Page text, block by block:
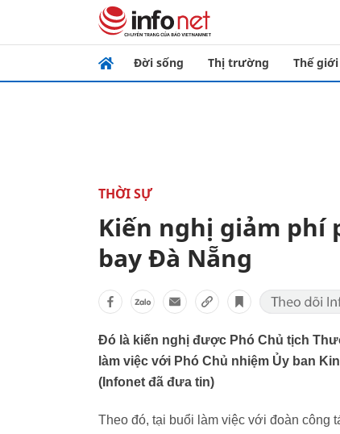
Đời sống Thị trường Thế giới
THỜI SỰ
Kiến nghị giảm phí
bay Đà Nẵng
Đó là kiến nghị được Phó Chủ tịch
làm việc với Phó Chủ nhiệm Ủy ban
(Infonet đã đưa tin)
Theo đó, tại buổi làm việc với đoàn công